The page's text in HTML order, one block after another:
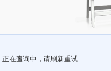
正在查询中，请刷新重试